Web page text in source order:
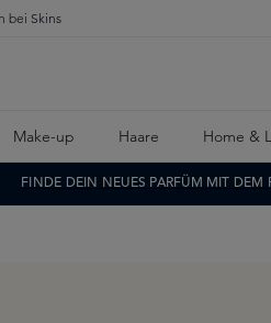
bei Skins
Make-up Haare Home &
FINDE DEIN NEUES PARFÜM MIT DEM